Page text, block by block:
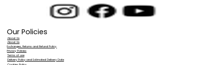
Our Policies
About Us
About Us
Exchanges, Returns and Refund Policy.
Privacy Policies
Delivery Policy and Estimated Delivery Date
Terms of use